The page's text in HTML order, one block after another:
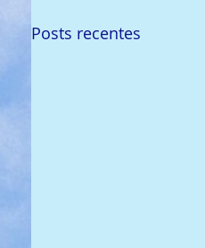
Posts recentes